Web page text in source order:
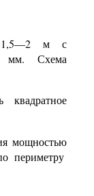
м с
мм. Схема
мощностью
периметру